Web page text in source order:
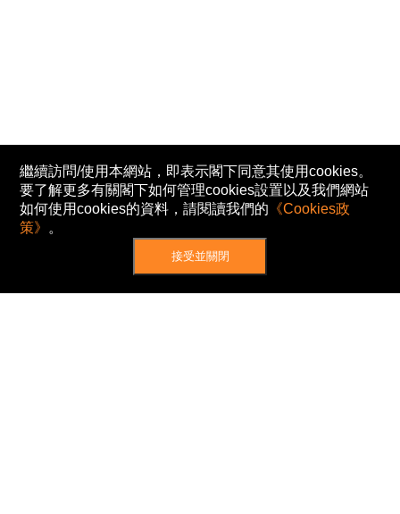
繼續訪問/使用本網站，即表示閣下同意其使用cookies。
要了解更多有關閣下如何管理cookies設置以及我們網站
如何使用cookies的資料，請閱讀我們的 《Cookies政
策》 。
接受並關閉